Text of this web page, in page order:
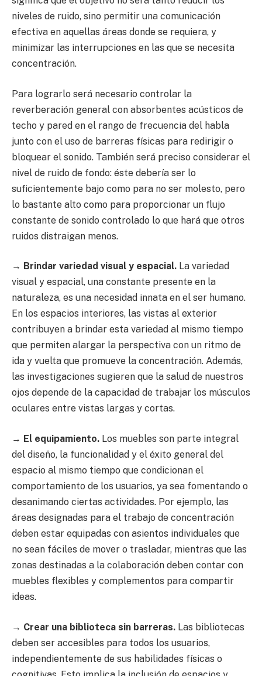
niveles de ruido, sino permitir una comunicación
efectiva en aquellas áreas donde se requiera, y
minimizar las interrupciones en las que se necesita
concentración.
Para lograrlo será necesario controlar la
reverberación general con absorbentes acústicos de
techo y pared en el rango de frecuencia del habla
junto con el uso de barreras físicas para redirigir o
bloquear el sonido. También será preciso considerar el
nivel de ruido de fondo: éste debería ser lo
suficientemente bajo como para no ser molesto, pero
lo bastante alto como para proporcionar un flujo
constante de sonido controlado lo que hará que otros
ruidos distraigan menos.
→ Brindar variedad visual y espacial. La variedad
visual y espacial, una constante presente en la
naturaleza, es una necesidad innata en el ser humano.
En los espacios interiores, las vistas al exterior
contribuyen a brindar esta variedad al mismo tiempo
que permiten alargar la perspectiva con un ritmo de
ida y vuelta que promueve la concentración. Además,
las investigaciones sugieren que la salud de nuestros
ojos depende de la capacidad de trabajar los músculos
oculares entre vistas largas y cortas.
→ El equipamiento. Los muebles son parte integral
del diseño, la funcionalidad y el éxito general del
espacio al mismo tiempo que condicionan el
comportamiento de los usuarios, ya sea fomentando o
desanimando ciertas actividades. Por ejemplo, las
áreas designadas para el trabajo de concentración
deben estar equipadas con asientos individuales que
no sean fáciles de mover o trasladar, mientras que las
zonas destinadas a la colaboración deben contar con
muebles flexibles y complementos para compartir
ideas.
→ Crear una biblioteca sin barreras. Las bibliotecas
deben ser accesibles para todos los usuarios,
independientemente de sus habilidades físicas o